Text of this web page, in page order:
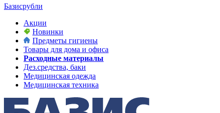
Базисрубли
Акции
Новинки
Предметы гигиены
Товары для дома и офиса
Расходные материалы
Дез.средства, баки
Медицинская одежда
Медицинская техника